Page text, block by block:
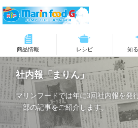
商品情報 レシピ 知
社内報「まりん」
マリンフードでは年に3回社内報を発
一部の記事をご紹介します。